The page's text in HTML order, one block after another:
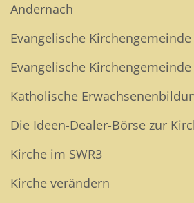
Andernach
Evangelische
Evangelische
Katholische
Die Ideen-Dealer-Börse zur
Kirche im SWR3
Kirche verändern